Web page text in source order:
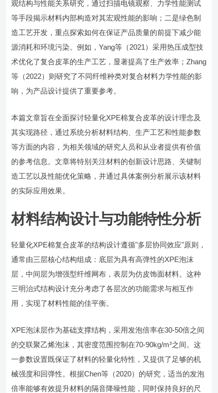
观结构与性能关系研究，通过扫描电镜观察、力学性能测试
等手段揭示材料内部构造对其宏观性能的影响；二是绿色制
造工艺开发，重点探索如何在保证产品质量的前提下减少能
源消耗和环境污染。例如，Yang等（2021）采用热压成型技
术优化了复合皮革的生产工艺，显著提高了生产效率；Zhang
等（2022）则研究了不同纤维种类对复合材料力学性能的影
响，为产品设计提供了重要参考。
本篇文章旨在全面探讨轻量化XPE棉复合皮革的设计理念及
其实现路径，通过系统分析材料结构、生产工艺和性能参数
等方面的内容，为相关领域的研究人员和从业者提供有价值
的参考信息。文章将特别关注材料的创新设计思路、关键制
造工艺以及性能优化策略，并通过具体案例分析展示该材料
的实际应用效果。
材料结构设计与功能特性分析
轻量化XPE棉复合皮革的结构设计遵循"多层协同效应"原则，
通常由三层核心结构组成：底层为具有高弹性的XPE泡沫
层，中间层为增强型纤维网布，表层为仿皮饰面材料。这种
三明治式结构设计充分考虑了各层次的功能需求与相互作
用，实现了材料性能的佳平衡。
XPE泡沫层作为基础支撑结构，采用发泡倍率在30-50倍之间
的交联聚乙烯泡沫，其密度范围控制在70-90kg/m³之间。这
一参数设置既保证了材料的轻量化特性，又提供了足够的机
械强度和回弹性。根据Chen等（2020）的研究，适当的发泡
倍率能够有效提升材料的隔音降噪性能，同时保持良好的尺